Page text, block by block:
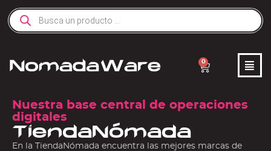
0
Nuestra base central de operaciones
digitales
TiendaNómada
En la TiendaNómada encuentra las mejores marcas de